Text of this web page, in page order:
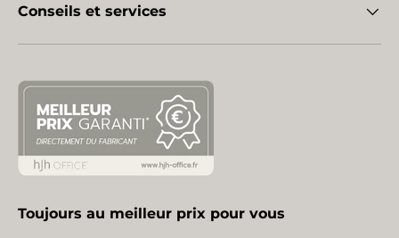
Conseils et services
Toujours au meilleur prix pour vous